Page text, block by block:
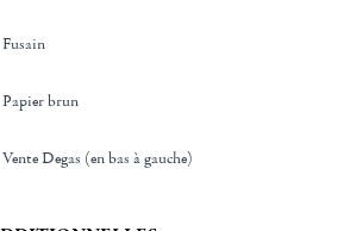
Fusain
Papier brun
Vente Degas (en bas à gauche)